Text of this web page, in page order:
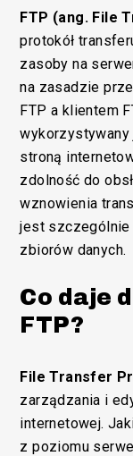
FTP (ang. File
protokół
zasoby na
na zasadzie
FTP a klientem
stroną
zdolność do
wznowienia
jest szczególnie
zbiorów danych.
Co daje
FTP?
File Transfer
zarządzania i
internetowej.
z poziomu